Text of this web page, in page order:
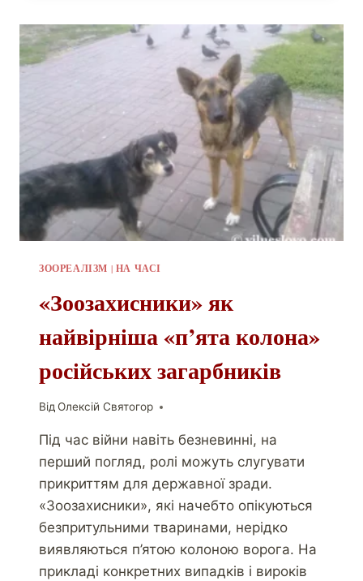
ЗООРЕАЛІЗМ | НА ЧАСІ
«Зоозахисники» як
найвірніша «п’ята колона»
російських загарбників
ВідОлексій Святогор
Під час війни навіть безневинні, на
перший погляд, ролі можуть слугувати
прикриттям для державної зради.
«Зоозахисники», які начебто опікуються
безпритульними тваринами, нерідко
виявляються п’ятою колоною ворога. На
прикладі конкретних випадків і вироків